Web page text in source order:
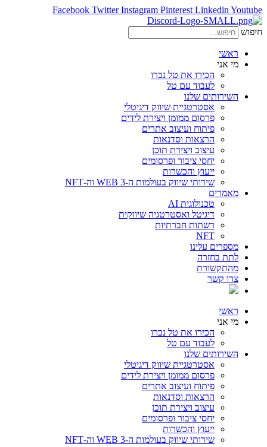
Facebook Twitter Instagram Pinterest Linkedin Youtube
חיפוש
ראשי
מי אני
הכירו את טל נברו
לעבוד עם טל
השירותים שלנו
אסטרטגיית שיווק דיגיטלי
פרסום ממומן ויצירת לידים
פיתוח ועיצוב אתרים
הרצאות וסדנאות
עיצוב ויצירת תוכן
יחסי ציבור ופרסומים
ייעוץ והכשרות
שירותי שיווק בעולמות ה-WEB 3 וה-NFT
מאמרים
טכנולוגית AI
דיגיטל ואסטרטגיה שיווקית
רשתות חברתיות
NFT
מספרים עלינו
לתת בחזרה
מהתקשורת
צרו קשר
ראשי
מי אני
הכירו את טל נברו
לעבוד עם טל
השירותים שלנו
אסטרטגיית שיווק דיגיטלי
פרסום ממומן ויצירת לידים
פיתוח ועיצוב אתרים
הרצאות וסדנאות
עיצוב ויצירת תוכן
יחסי ציבור ופרסומים
ייעוץ והכשרות
שירותי שיווק בעולמות ה-WEB 3 וה-NFT